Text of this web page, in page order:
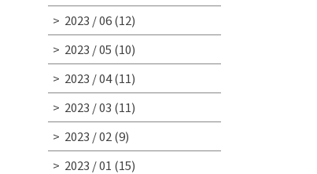
2023 / 06(12)
2023 / 05 (10)
2023 / 04(11)
2023 / 03 (11)
2023 / 02 (9)
2023 / 01 (15)